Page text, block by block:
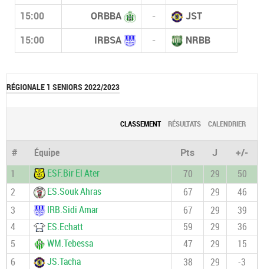
15:00 ORBBA - JST
15:00 IRBSA - NRBB
RÉGIONALE 1 SENIORS 2022/2023
CLASSEMENT RÉSULTATS CALENDRIER
# Équipe Pts J
+/-
1
ESF.Bir El Ater 70 29
50
2
ES.Souk Ahras 67 29
46
3
IRB.Sidi Amar 67 29
39
4
ES.Echatt 59 29
36
5
WM.Tebessa 47 29
15
6
JS.Tacha 38 29 -3